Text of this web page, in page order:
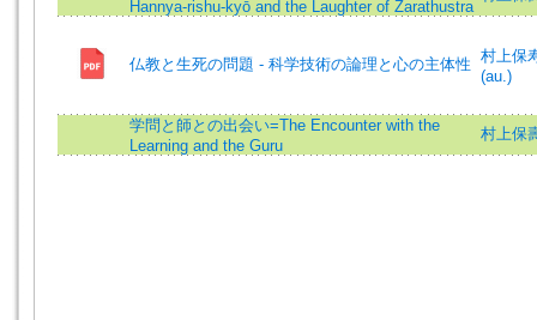
Hannya-rishu-kyō and the Laughter of Zarathustra
仏教と生死の問題 - 科学技術の論理と心の主体性 村上保
(au.)
学問と師との出会い=The Encounter with the
Learning and the Guru
村上保